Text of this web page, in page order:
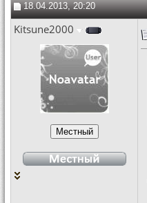
18.04.2013, 20:20
Kitsune2000